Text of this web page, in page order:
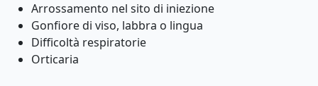
Arrossamento nel sito di iniezione
Gonfiore di viso, labbra o lingua
Difficoltà respiratorie
Orticaria